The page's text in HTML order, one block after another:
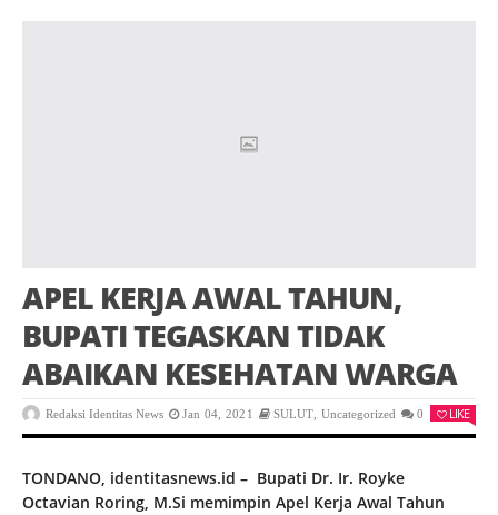
APEL KERJA AWAL TAHUN,
BUPATI TEGASKAN TIDAK
ABAIKAN KESEHATAN WARGA
Redaksi Identitas News Jan 04, 2021 SULUT Uncategorized 0 LIKE
TONDANO, identitasnews.id – Bupati Dr. Ir. Royke
Octavian Roring, M.Si memimpin Apel Kerja Awal Tahun